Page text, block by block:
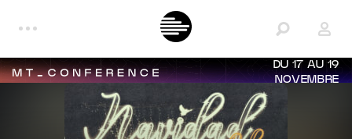
DU 17 AU 19
NOVEMBRE